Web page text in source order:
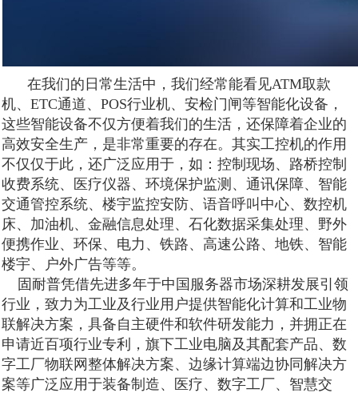
在我们的日常生活中，我们经常能看见ATM取款
机、ETC通道、POS行业机、安检门闸等智能化设备，
这些智能设备不仅方便着我们的生活，还保障着企业的
高效安全生产，是非常重要的存在。其实工控机的作用
不仅仅于此，还广泛应用于，如：控制现场、路桥控制
收费系统、医疗仪器、环境保护监测、通讯保障、智能
交通管控系统、楼宇监控安防、语音呼叫中心、数控机
床、加油机、金融信息处理、石化数据采集处理、野外
便携作业、环保、电力、铁路、高速公路、地铁、智能
楼宇、户外广告等等。
固耐普凭借先进多年于中国服务器市场深耕发展引领
行业，致力为工业及行业用户提供智能化计算和工业物
联解决方案，具备自主硬件和软件研发能力，并拥正在
申请近百项行业专利，旗下工业电脑及其配套产品、数
字工厂物联网整体解决方案、边缘计算端边协同解决方
案等广泛应用于装备制造、医疗、数字工厂、智慧交